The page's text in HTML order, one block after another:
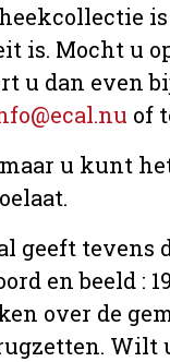
is. Mocht u
u dan even
of
u kunt
geeft tevens
en beeld :
over de
Wilt